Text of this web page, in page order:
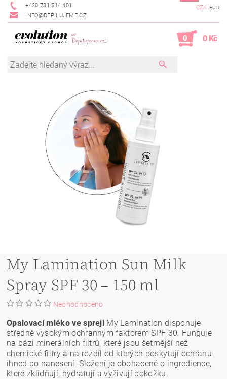
+420 731 514 401
INFO@DEPILUJEME.CZ
CZK EUR
0 0 Kč
My Lamination Sun Milk
Spray SPF 30 – 150 ml
Neohodnoceno
Opalovací mléko ve spreji My Lamination disponuje
středně vysokým ochranným faktorem SPF 30. Funguje
na bázi minerálních filtrů, které jsou šetrnější než
chemické filtry a na rozdíl od kterých poskytují ochranu
ihned po nanesení. Složení je obohacené o ingredience,
které zklidňují, hydratují a vyživují pokožku.